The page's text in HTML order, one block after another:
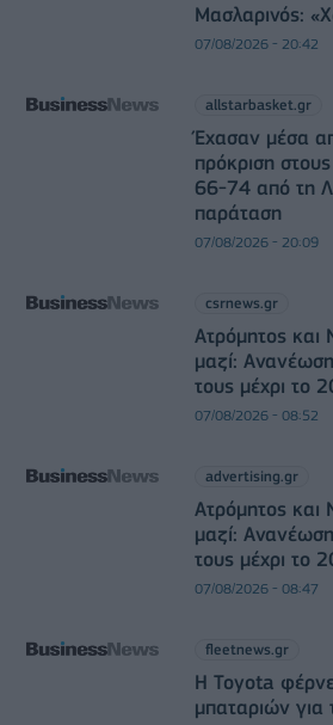
Μασλαρινός:
07/08/2026 - 20:42
allstarbasket.gr
Έχασαν μέσα
πρόκριση
66-74 από τη
παράταση
07/08/2026 - 20:09
csrnews.gr
Ατρόμητος και
μαζί:
τους μέχρι το
07/08/2026 - 08:52
advertising.gr
Ατρόμητος και
μαζί:
τους μέχρι το
07/08/2026 - 08:47
fleetnews.gr
Η Toyota
μπαταριών για